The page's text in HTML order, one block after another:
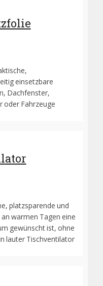
einsetzbare
Dachfenster,
oder Fahrzeuge
platzsparende und
warmen Tagen eine
gewünscht ist, ohne
lauter Tischventilator